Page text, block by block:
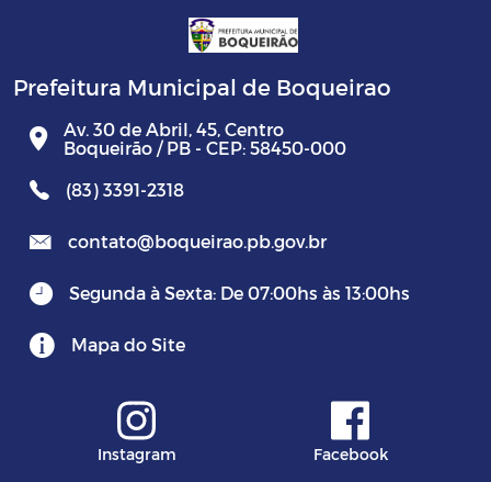
Prefeitura Municipal de Boqueirao
Av. 30 de Abril, 45, Centro
Boqueirão / PB - CEP: 58450-000
(83) 3391-2318
contato@boqueirao.pb.gov.br
Segunda à Sexta: De 07:00hs às 13:00hs
Mapa do Site
Instagram Facebook